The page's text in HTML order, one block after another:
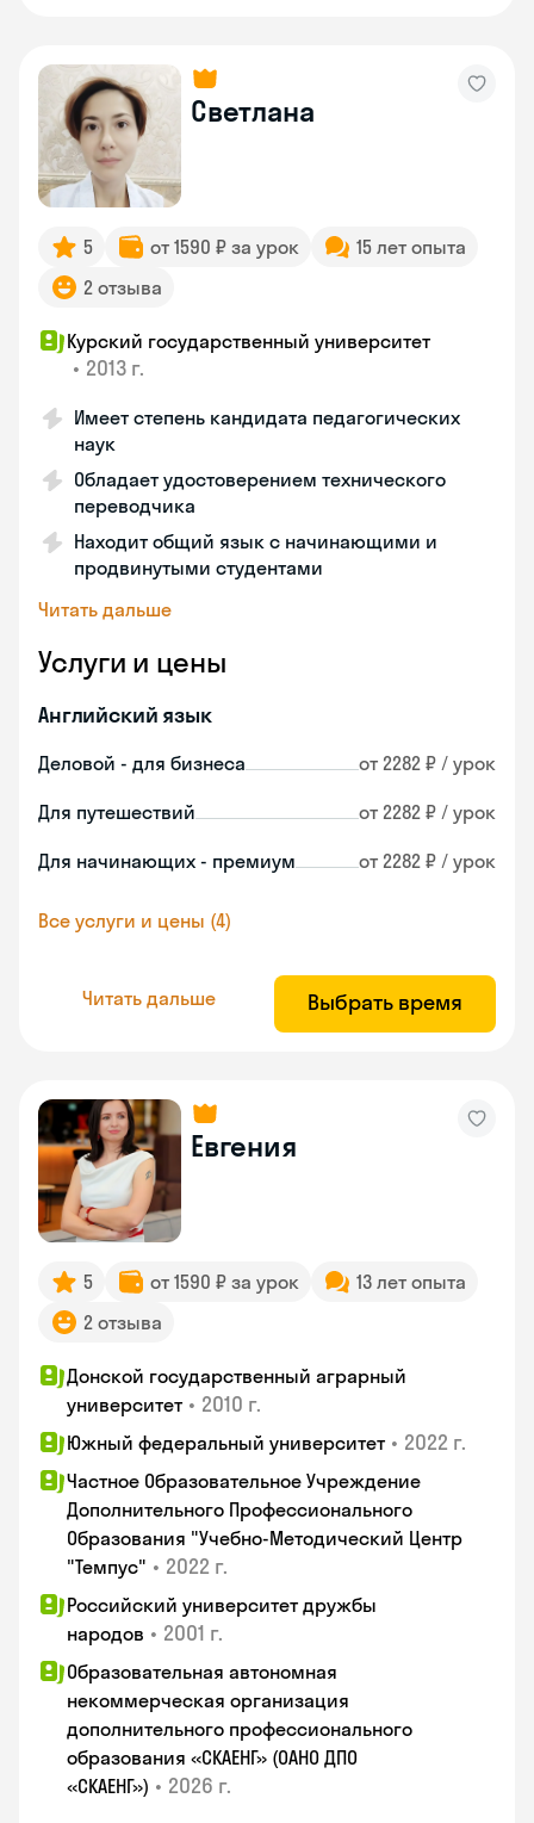
Светлана
5 от 1590 ₽ за урок
15 лет опыта
2 отзыва
Курский государственный университет
• 2013 г.
Имеет степень кандидата педагогических
наук
Обладает удостоверением технического
переводчика
Находит общий язык с начинающими и
продвинутыми студентами
Читать дальше
Услуги и цены
Английский язык
Деловой - для бизнеса от 2282 ₽ / урок
Для путешествий от 2282 ₽ / урок
Для начинающих - премиум от 2282 ₽ / урок
Все услуги и цены (4)
Читать дальше Выбрать время
Евгения
5 от 1590 ₽ за урок
13 лет опыта
2 отзыва
Донской государственный аграрный
университет • 2010 г.
Южный федеральный университет • 2022 г.
Частное Образовательное Учреждение
Дополнительного Профессионального
Образования "Учебно-Методический Центр
"Темпус" • 2022 г.
Российский университет дружбы
народов • 2001 г.
Образовательная автономная
некоммерческая организация
дополнительного профессионального
образования «СКАЕНГ» (ОАНО ДПО
«СКАЕНГ») • 2026 г.